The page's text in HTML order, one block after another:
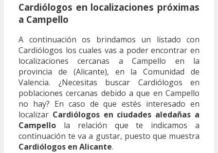
Cardiólogos en localizaciones próximas
a Campello
A continuación os brindamos un listado con
Cardiólogos los cuales vas a poder encontrar en
localizaciones cercanas a Campello en la
provincia de (Alicante), en la Comunidad de
Valencia. ¿Necesitas buscar Cardiólogos en
poblaciones cercanas debido a que en Campello
no hay? En caso de que estés interesado en
localizar Cardiólogos en ciudades aledañas a
Campello la relación que te indicamos a
continuación te va a gustar, puesto que muestra
Cardiólogos en Alicante.